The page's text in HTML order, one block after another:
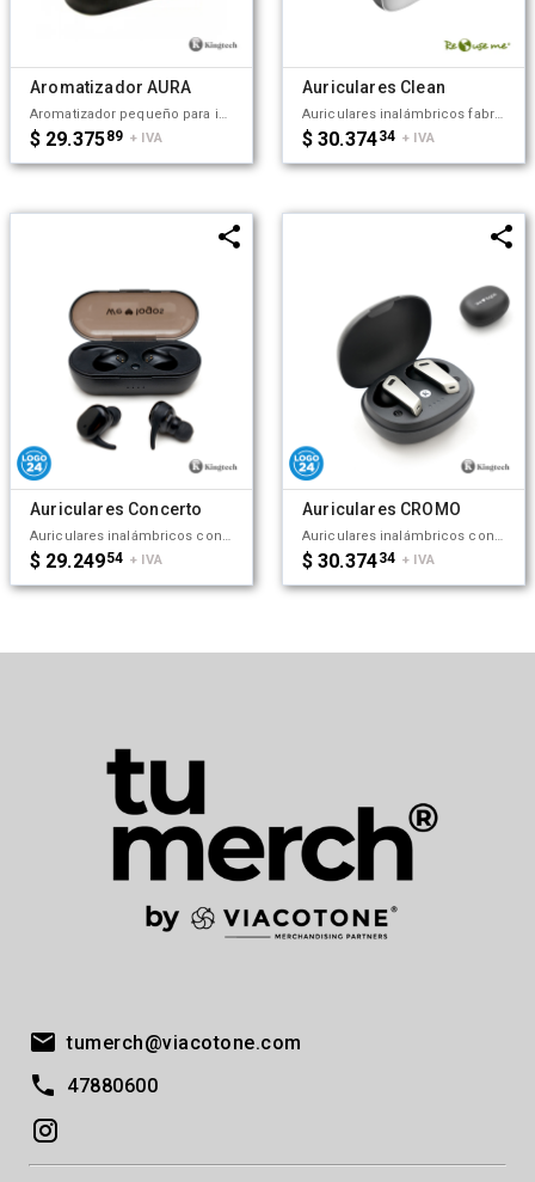
Aromatizador AURA
Aromatizador pequeño para interiores. Hecho a base de ABS y PP. Ideal para colocar en espacios cerrados y mantener un agradable aroma en el lugar. Kingtech.
$ 29.37589 + IVA
Auriculares Clean
Auriculares inalámbricos fabricados en ABS reciclado. Cada auricular cuenta con un botón touch que permite contestar y finalizar llamadas, reproducir y pausar música, cambiar a la siguiente o anterior canción. Tienen tecnología Bluetooth 5.3, una duración de batería de aproximadamente 5 horas y un estuche de carga de 200 mAh, el cual se carga a través de un cable usb c. Los auriculares cuentan con almohadillas de diferentes tamaños, y viene dentro de una caja de cartón junto a su manual de instrucciones y cable cargador. Dimensiones: 5 x 4,8x 2,5 cm. Incluye Gift Box confeccionada en cartulina Kraft. ReUseMe.
$ 30.37434 + IVA
Auriculares Concerto
$ 29.24954 + IVA
Auriculares CROMO
$ 30.37434 + IVA
tumerch@viacotone.com
47880600